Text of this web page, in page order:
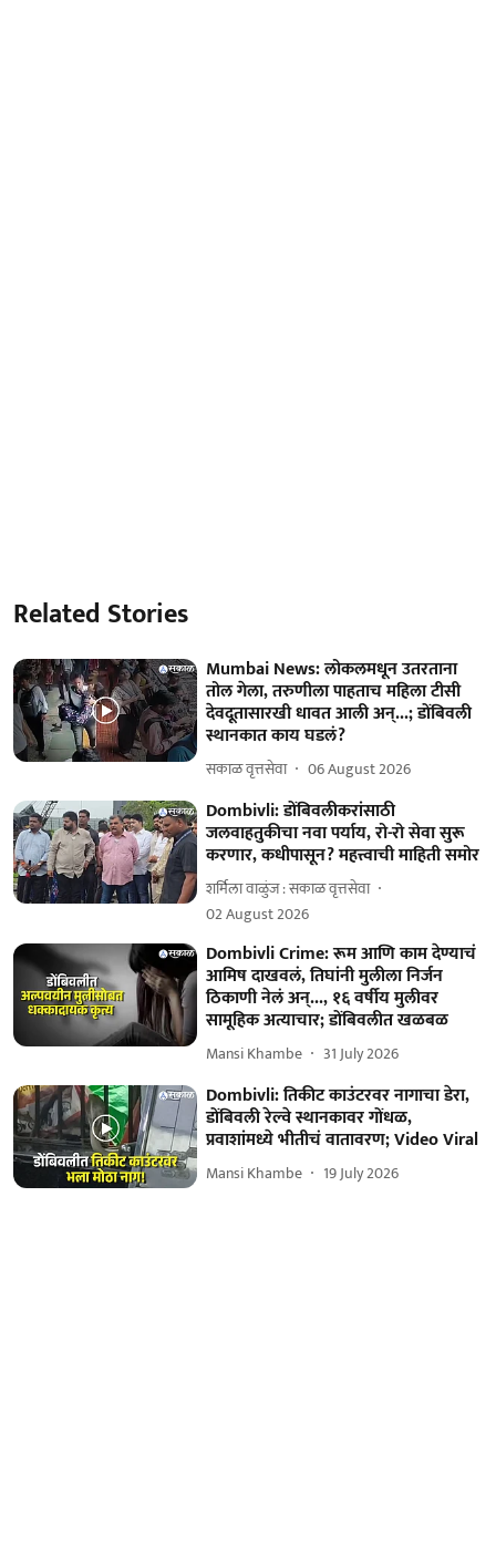
Related Stories
Mumbai News: लोकलमधून उतरताना
तोल गेला, तरुणीला पाहताच महिला टीसी
देवदूतासारखी धावत आली अन्...; डोंबिवली
स्थानकात काय घडलं?
सकाळ वृत्तसेवा 06 August 2026
Dombivli: डोंबिवलीकरांसाठी
जलवाहतुकीचा नवा पर्याय, रो-रो सेवा सुरू
करणार, कधीपासून? महत्त्वाची माहिती समोर
शर्मिला वाळुंज : सकाळ वृत्तसेवा
02 August 2026
Dombivli Crime: रूम आणि काम देण्याचं
आमिष दाखवलं, तिघांनी मुलीला निर्जन
ठिकाणी नेलं अन्..., १६ वर्षीय मुलीवर
सामूहिक अत्याचार; डोंबिवलीत खळबळ
Mansi Khambe 31 July 2026
Dombivli: तिकीट काउंटरवर नागाचा डेरा,
डोंबिवली रेल्वे स्थानकावर गोंधळ,
प्रवाशांमध्ये भीतीचं वातावरण; Video Viral
Mansi Khambe 19 July 2026